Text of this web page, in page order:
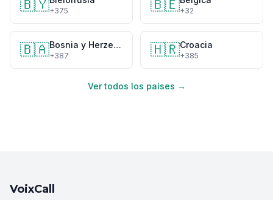
🇧🇾+375 🇧🇪+32
🇧🇦 Bosnia y Herzegovina
+387 🇭🇷Croacia
+385
Ver todos los países →
VoixCall